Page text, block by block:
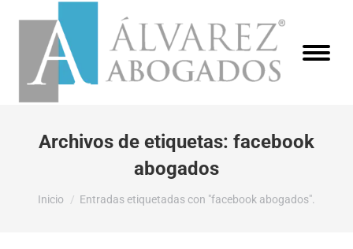
Archivos de etiquetas: facebook
abogados
Estás aquí:
Inicio Entradas etiquetadas con "facebook abogados".